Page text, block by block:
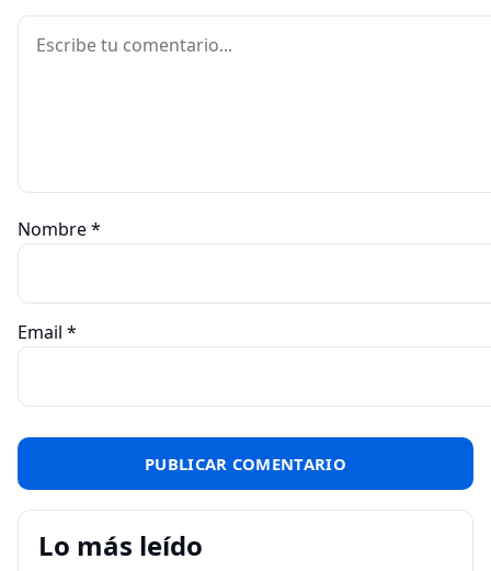
Comentario
Nombre*
Email *
Lo más leído